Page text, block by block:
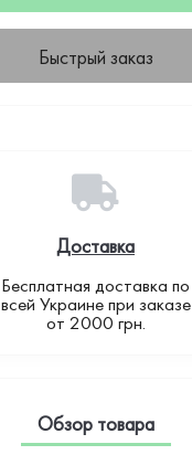
Быстрый заказ
Доставка
Бесплатная доставка по
всей Украине при заказе
от 2000 грн.
Обзор товара